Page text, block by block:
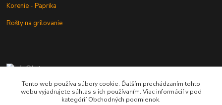
Korenie - Paprika
Rošty na grilovanie
+421 902 212 007
od 8:00 - do 16:00 hod
Tento web používa súbory cookie. Ďalším prechádzaním tohto
webu vyjadrujete súhlas s ich používaním. Viac informácií v pod
kategórií Obchodných podmienok.